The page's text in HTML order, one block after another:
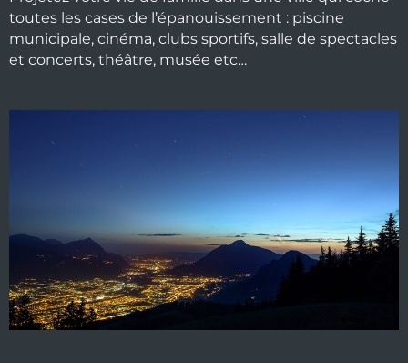
toutes les cases de l’épanouissement : piscine
municipale, cinéma, clubs sportifs, salle de spectacles
et concerts, théâtre, musée etc…